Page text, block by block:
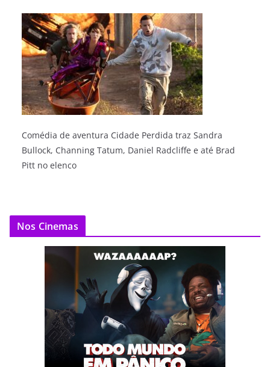
Comédia de aventura Cidade Perdida traz Sandra
Bullock, Channing Tatum, Daniel Radcliffe e até Brad
Pitt no elenco
Nos Cinemas